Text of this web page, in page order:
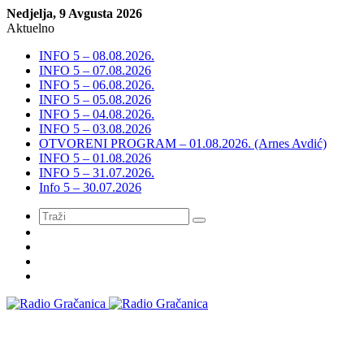
Nedjelja, 9 Avgusta 2026
Aktuelno
INFO 5 – 08.08.2026.
INFO 5 – 07.08.2026
INFO 5 – 06.08.2026.
INFO 5 – 05.08.2026
INFO 5 – 04.08.2026.
INFO 5 – 03.08.2026
OTVORENI PROGRAM – 01.08.2026. (Arnes Avdić)
INFO 5 – 01.08.2026
INFO 5 – 31.07.2026.
Info 5 – 30.07.2026
Meni